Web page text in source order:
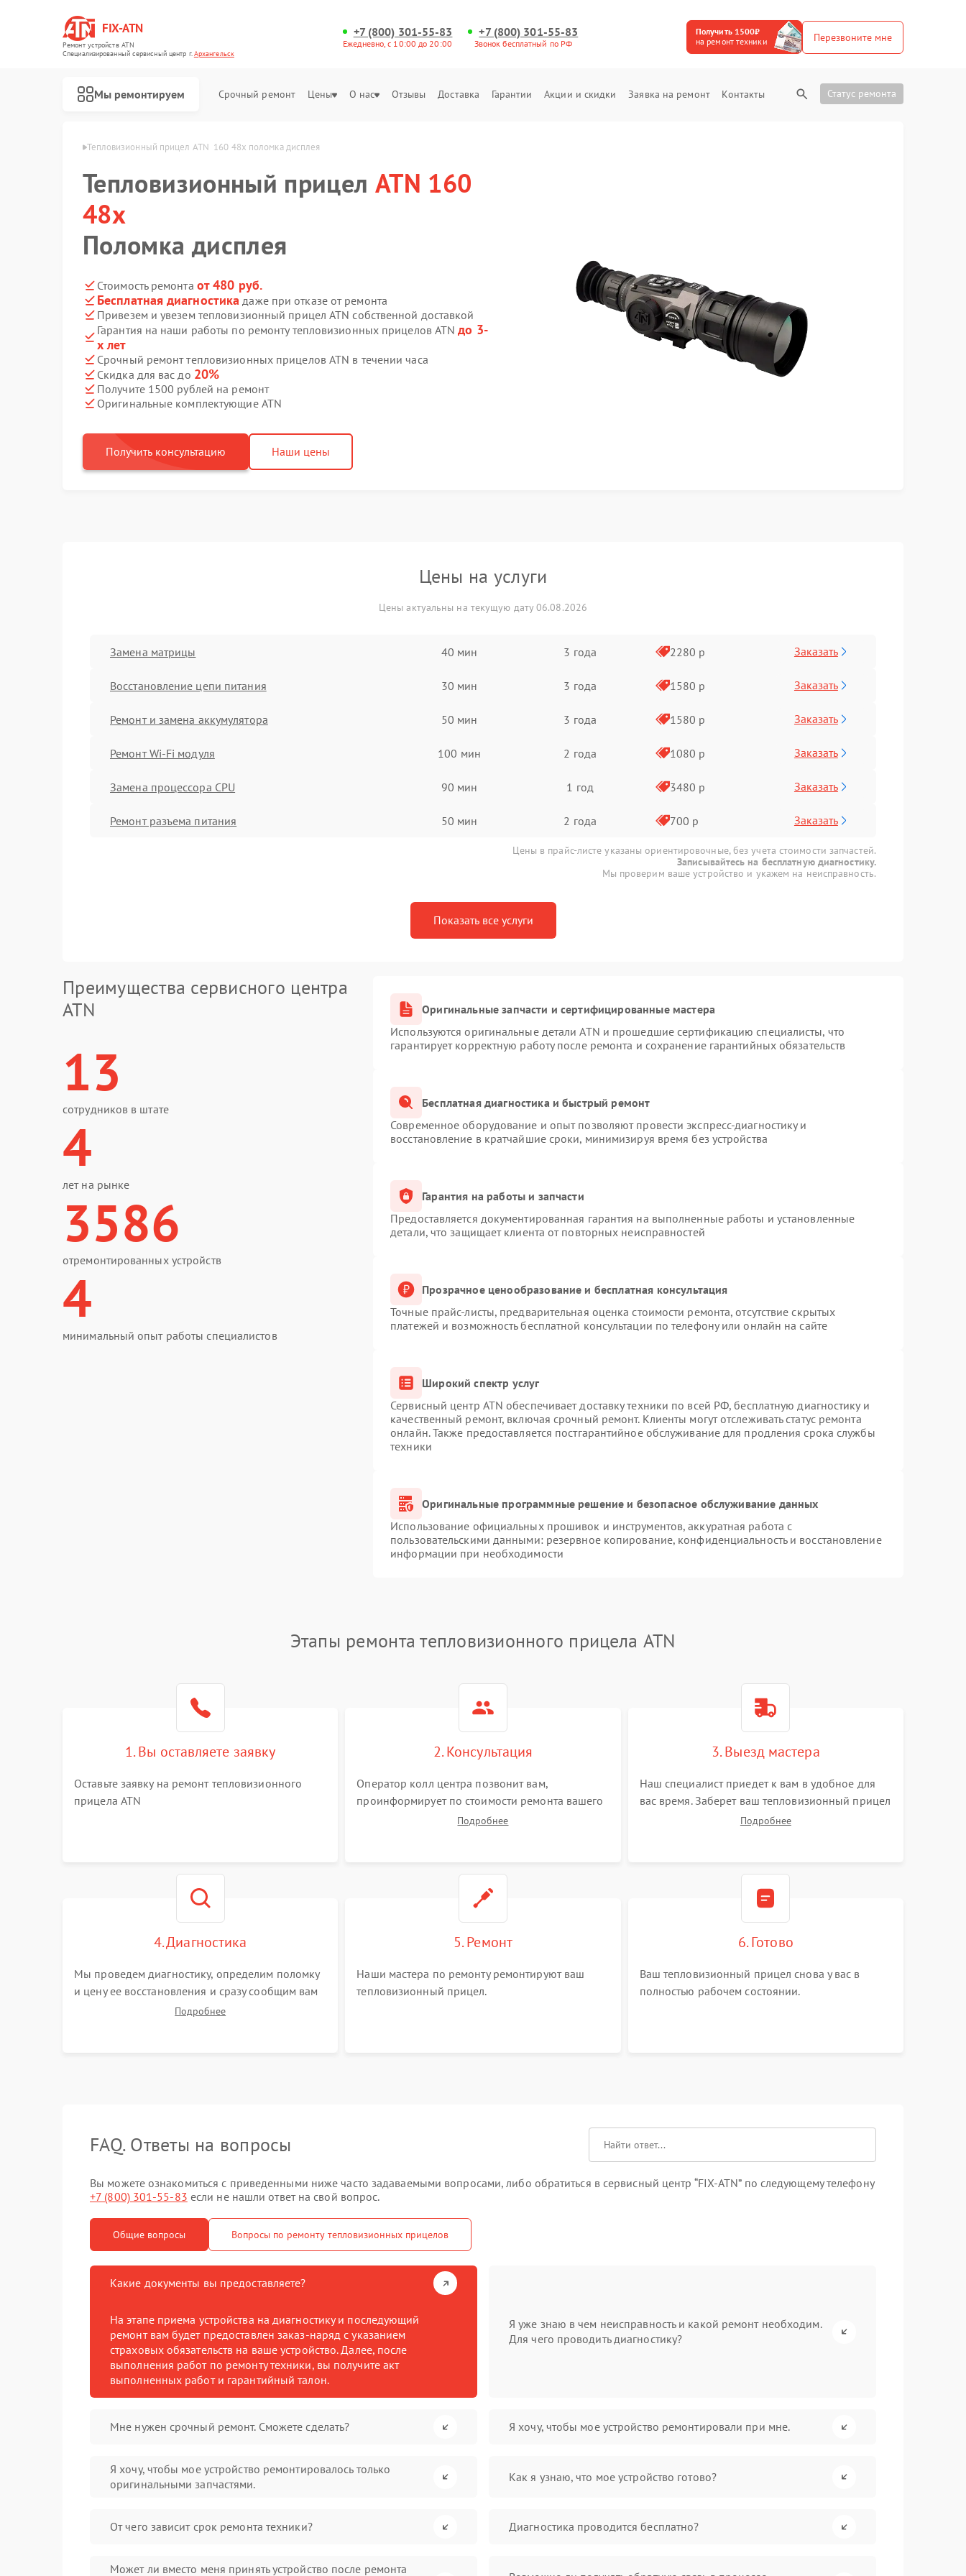
FIX-ATN
Ремонт устройств ATN
Специализированный cервисный центр г.Архангельск
+7 (800) 301-55-83
Ежедневно, с 10:00 до 20:00
+7 (800) 301-55-83
Звонок бесплатный по РФ
Получить 1500₽
на ремонт техники
Перезвоните мне
Мы ремонтируем Срочный ремонт Цены О нас Отзывы Доставка Гарантии Акции и скидки Заявка на ремонт Контакты Статус ремонта
в Архангельске Тепловизионный прицел ATN  160 48x поломка дисплея
Тепловизионный прицел ATN 160
48x
Поломка дисплея
Стоимость ремонта от 480 руб.
Бесплатная диагностика даже при отказе от ремонта
Привезем и увезем тепловизионный прицел ATN собственной доставкой
Гарантия на наши работы по ремонту тепловизионных прицелов ATNдо 3-
х лет
Срочный ремонт тепловизионных прицелов ATN в течении часа
Скидка для вас до 20%
Получите 1500 рублей на ремонт
Оригинальные комплектующие ATN
Получить консультацию Наши цены
Цены на услуги
Цены актуальны на текущую дату 06.08.2026
Замена матрицы 40 мин 3 года 2280 р Заказать
Восстановление цепи питания 30 мин 3 года 1580 р Заказать
Ремонт и замена аккумулятора 50 мин 3 года 1580 р Заказать
Ремонт Wi-Fi модуля 100 мин 2 года 1080 р Заказать
Замена процессора CPU 90 мин 1 год 3480 р Заказать
Ремонт разъема питания 50 мин 2 года 700 р Заказать
Цены в прайс-листе указаны ориентировочные, без учета стоимости запчастей.
Записывайтесь на бесплатную диагностику.
Мы проверим ваше устройство и укажем на неисправность.
Показать все услуги
Преимущества сервисного центра
ATN
13
сотрудников в штате
4
лет на рынке
3586
отремонтированных устройств
4
минимальный опыт работы специалистов
Оригинальные запчасти и сертифицированные мастера
Используются оригинальные детали ATN и прошедшие сертификацию специалисты, что
гарантирует корректную работу после ремонта и сохранение гарантийных обязательств
Бесплатная диагностика и быстрый ремонт
Современное оборудование и опыт позволяют провести экспресс-диагностику и
восстановление в кратчайшие сроки, минимизируя время без устройства
Гарантия на работы и запчасти
Предоставляется документированная гарантия на выполненные работы и установленные
детали, что защищает клиента от повторных неисправностей
Прозрачное ценообразование и бесплатная консультация
Точные прайс-листы, предварительная оценка стоимости ремонта, отсутствие скрытых
платежей и возможность бесплатной консультации по телефону или онлайн на сайте
Широкий спектр услуг
Сервисный центр ATN обеспечивает доставку техники по всей РФ, бесплатную диагностику и
качественный ремонт, включая срочный ремонт. Клиенты могут отслеживать статус ремонта
онлайн. Также предоставляется постгарантийное обслуживание для продления срока службы
техники
Оригинальные программные решение и безопасное обслуживание данных
Использование официальных прошивок и инструментов, аккуратная работа с
пользовательскими данными: резервное копирование, конфиденциальность и восстановление
информации при необходимости
Этапы ремонта тепловизионного прицела ATN
1. Вы оставляете заявку
Оставьте заявку на ремонт тепловизионного
прицела ATN
2. Консультация
Оператор колл центра позвонит вам,
проинформирует по стоимости ремонта вашего
тепловизионного прицела а также ответит на
Подробнее
3. Выезд мастера
Наш специалист приедет к вам в удобное для
вас время. Заберет ваш тепловизионный прицел
и привезет на склад для диагностики.
Подробнее
4. Диагностика
Мы проведем диагностику, определим поломку
и цену ее восстановления и сразу сообщим вам
о сроках ее починкиПодробнее
5. Ремонт
Наши мастера по ремонту ремонтируют ваш
тепловизионный прицел.
6. Готово
Ваш тепловизионный прицел снова у вас в
полностью рабочем состоянии.
FAQ. Ответы на вопросы
Вы можете ознакомиться с приведенными ниже часто задаваемыми вопросами, либо обратиться в сервисный центр “FIX-ATN” по следующему телефону
+7 (800) 301-55-83 если не нашли ответ на свой вопрос.
Общие вопросы Вопросы по ремонту тепловизионных прицелов
Какие документы вы предоставляете?
На этапе приема устройства на диагностику и последующий
ремонт вам будет предоставлен заказ-наряд с указанием
страховых обязательств на ваше устройство. Далее, после
выполнения работ по ремонту техники, вы получите акт
выполненных работ и гарантийный талон.
Я уже знаю в чем неисправность и какой ремонт необходим.
Для чего проводить диагностику?
Мне нужен срочный ремонт. Сможете сделать? Я хочу, чтобы мое устройство ремонтировали при мне.
Я хочу, чтобы мое устройство ремонтировалось только
оригинальными запчастями.
Как я узнаю, что мое устройство готово?
От чего зависит срок ремонта техники? Диагностика проводится бесплатно?
Может ли вместо меня принять устройство после ремонта